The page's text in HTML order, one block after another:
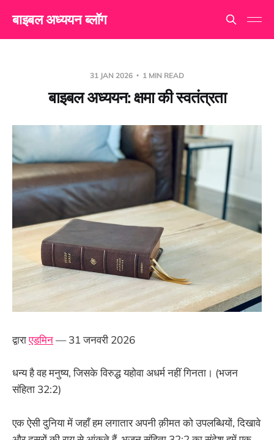
बाइबल अध्ययन ब्लॉग
31 JAN 2026 1 MIN READ
बाइबल अध्ययन: क्षमा की स्वतंत्रता
द्वाराएडमिन— 31 जनवरी 2026
धन्य है वह मनुष्य, जिसके विरुद्ध यहोवा अधर्म नहीं गिनता। (भजन
संहिता 32:2)
एक ऐसी दुनिया में जहाँ हम लगातार अपनी क़ीमत को उपलब्धियों, दिखावे